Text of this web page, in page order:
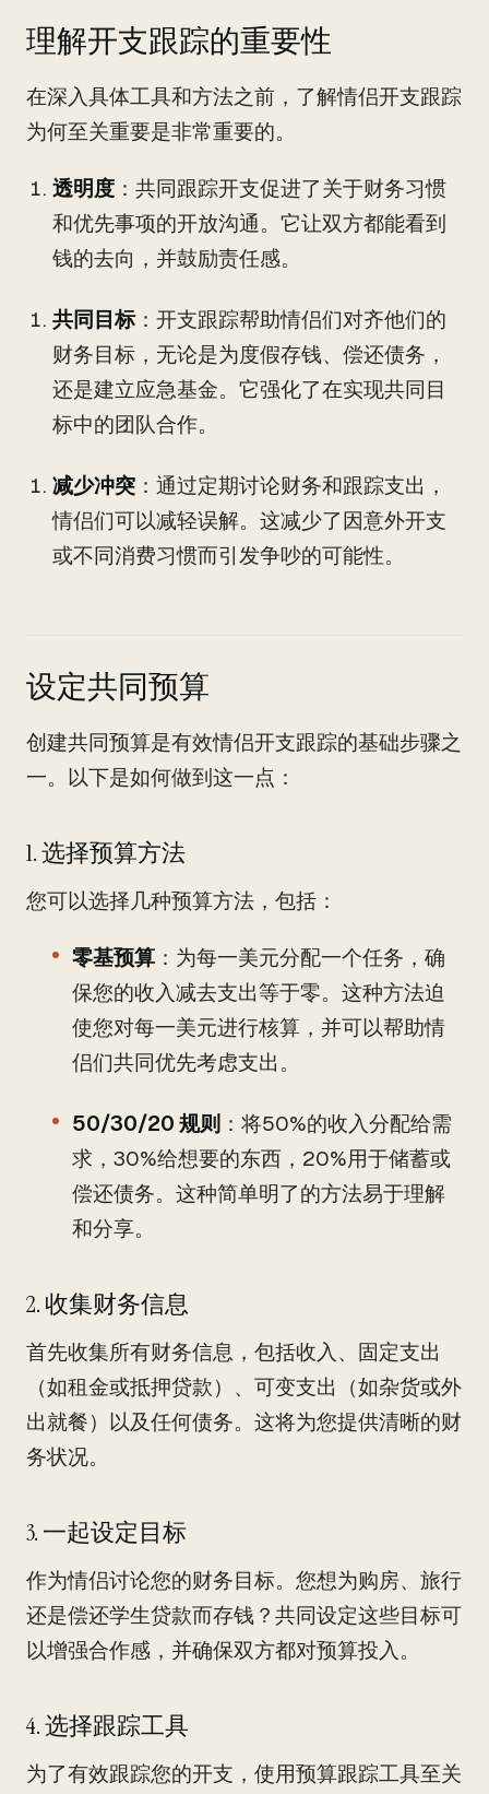
理解开支跟踪的重要性
在深入具体工具和方法之前，了解情侣开支跟踪
为何至关重要是非常重要的。
透明度 ：共同跟踪开支促进了关于财务习惯
和优先事项的开放沟通。它让双方都能看到
钱的去向，并鼓励责任感。
共同目标：开支跟踪帮助情侣们对齐他们的
财务目标，无论是为度假存钱、偿还债务，
还是建立应急基金。它强化了在实现共同目
标中的团队合作。
减少冲突 ：通过定期讨论财务和跟踪支出，
情侣们可以减轻误解。这减少了因意外开支
或不同消费习惯而引发争吵的可能性。
设定共同预算
创建共同预算是有效情侣开支跟踪的基础步骤之
一。以下是如何做到这一点：
1. 选择预算方法
您可以选择几种预算方法，包括：
零基预算 ：为每一美元分配一个任务，确
保您的收入减去支出等于零。这种方法迫
使您对每一美元进行核算，并可以帮助情
侣们共同优先考虑支出。
50/30/20 规则 ：将50%的收入分配给需
求，30%给想要的东西，20%用于储蓄或
偿还债务。这种简单明了的方法易于理解
和分享。
2. 收集财务信息
首先收集所有财务信息，包括收入、固定支出
（如租金或抵押贷款）、可变支出（如杂货或外
出就餐）以及任何债务。这将为您提供清晰的财
务状况。
3. 一起设定目标
作为情侣讨论您的财务目标。您想为购房、旅行
还是偿还学生贷款而存钱？共同设定这些目标可
以增强合作感，并确保双方都对预算投入。
4. 选择跟踪工具
为了有效跟踪您的开支，使用预算跟踪工具至关